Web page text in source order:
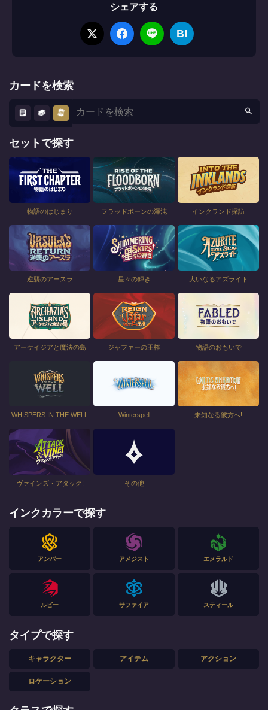
シェアする
B!
カードを検索
セットで探す
物語のはじまり フラッドボーンの渾沌 インクランド探訪
逆襲のアースラ 星々の輝き 大いなるアズライト
アーケイジアと魔法の島 ジャファーの王権 物語のおもいで
WHISPERS IN THE WELL Winterspell 未知なる彼方へ!
ヴァインズ・アタック! その他
インクカラーで探す
アンバー アメジスト エメラルド
ルビー サファイア スティール
タイプで探す
キャラクター アイテム アクション
ロケーション